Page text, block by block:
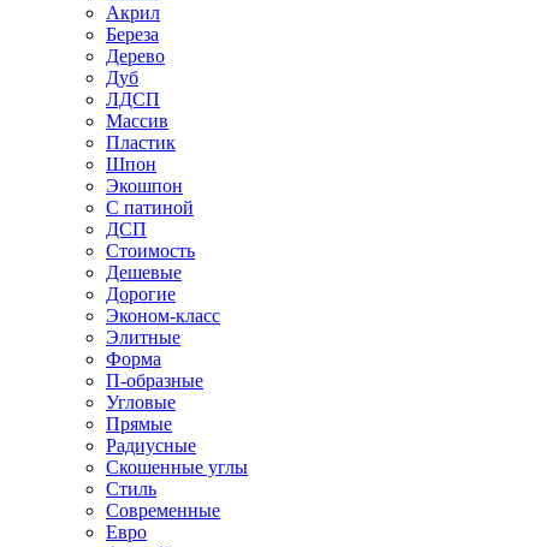
Акрил
Береза
Дерево
Дуб
ЛДСП
Массив
Пластик
Шпон
Экошпон
С патиной
ДСП
Стоимость
Дешевые
Дорогие
Эконом-класс
Элитные
Форма
П-образные
Угловые
Прямые
Радиусные
Скошенные углы
Стиль
Современные
Евро